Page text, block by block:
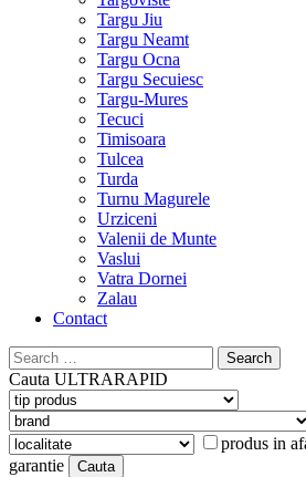
Targu Jiu
Targu Neamt
Targu Ocna
Targu Secuiesc
Targu-Mures
Tecuci
Timisoara
Tulcea
Turda
Turnu Magurele
Urziceni
Valenii de Munte
Vaslui
Vatra Dornei
Zalau
Contact
Search
for:
Cauta ULTRARAPID
produs in
garantie